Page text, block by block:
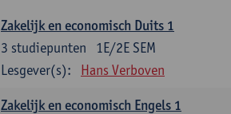
Zakelijk en economisch Duits 1
1E/2E SEM
3 studiepunten
Lesgever(s):
Hans Verboven
Zakelijk en economisch Engels 1